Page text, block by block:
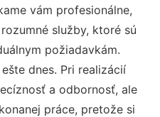
vám profesionálne,
služby, ktoré sú
požiadavkám.
dnes. Pri realizácií
a odbornosť, ale
práce, pretože si